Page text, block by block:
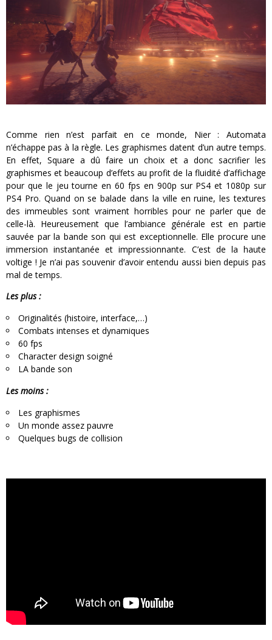
Comme rien n’est parfait en ce monde, Nier : Automata
n’échappe pas à la règle. Les graphismes datent d’un autre temps.
En effet, Square a dû faire un choix et a donc sacrifier les
graphismes et beaucoup d’effets au profit de la fluidité d’affichage
pour que le jeu tourne en 60 fps en 900p sur PS4 et 1080p sur
PS4 Pro. Quand on se balade dans la ville en ruine, les textures
des immeubles sont vraiment horribles pour ne parler que de
celle-là. Heureusement que l’ambiance générale est en partie
sauvée par la bande son qui est exceptionnelle. Elle procure une
immersion instantanée et impressionnante. C’est de la haute
voltige ! Je n’ai pas souvenir d’avoir entendu aussi bien depuis pas
mal de temps.
Les plus :
Originalités (histoire, interface,…)
Combats intenses et dynamiques
60 fps
Character design soigné
LA bande son
Les moins :
Les graphismes
Un monde assez pauvre
Quelques bugs de collision